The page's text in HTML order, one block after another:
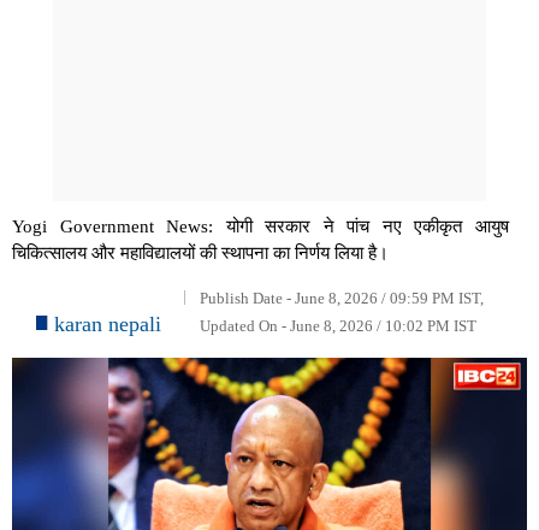
Yogi Government News: योगी सरकार ने पांच नए एकीकृत आयुष
चिकित्सालय और महाविद्यालयों की स्थापना का निर्णय लिया है।
karan nepali
Publish Date - June 8, 2026 / 09:59 PM IST,
Updated On - June 8, 2026 / 10:02 PM IST